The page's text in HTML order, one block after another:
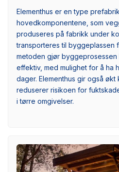
Elementhus er en type
hovedkomponentene, som
produseres på fabrikk under
transporteres til byggeplassen
metoden gjør
effektiv, med mulighet for å ha
dager. Elementhus gir også
reduserer risikoen for
i tørre omgivelser.